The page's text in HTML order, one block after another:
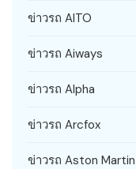
ข่าวรถ AITO
ข่าวรถ Aiways
ข่าวรถ Alpha
ข่าวรถ Arcfox
ข่าวรถ Aston Martin